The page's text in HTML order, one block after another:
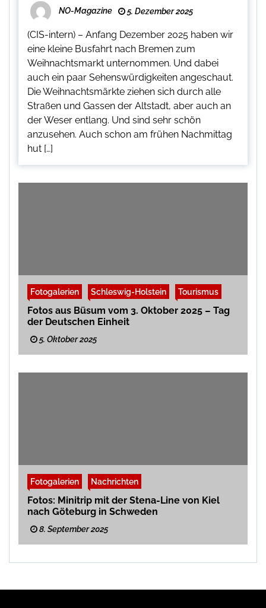
NO-Magazine 5. Dezember 2025
(CIS-intern) – Anfang Dezember 2025 haben wir
eine kleine Busfahrt nach Bremen zum
Weihnachtsmarkt unternommen. Und dabei
auch ein paar Sehenswürdigkeiten angeschaut.
Die Weihnachtsmärkte ziehen sich durch alle
Straßen und Gassen der Altstadt, aber auch an
der Weser entlang. Und sind sehr schön
anzusehen. Auch schon am frühen Nachmittag
hut […]
Fotogalerien Schleswig-Holstein Tourismus
Fotos aus Büsum vom 3. Oktober 2025 – Tag
der Deutschen Einheit
5. Oktober 2025
Fotogalerien Nachrichten
Fotos: Minitrip mit der Stena-Line von Kiel
nach Göteburg in Schweden
8. September 2025